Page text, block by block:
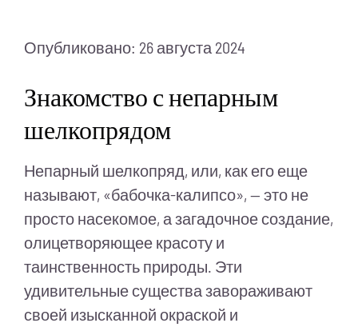
Опубликовано: 26 августа 2024
Знакомство с непарным
шелкопрядом
Непарный шелкопряд, или, как его еще
называют, «бабочка-калипсо», — это не
просто насекомое, а загадочное создание,
олицетворяющее красоту и
таинственность природы. Эти
удивительные существа завораживают
своей изысканной окраской и